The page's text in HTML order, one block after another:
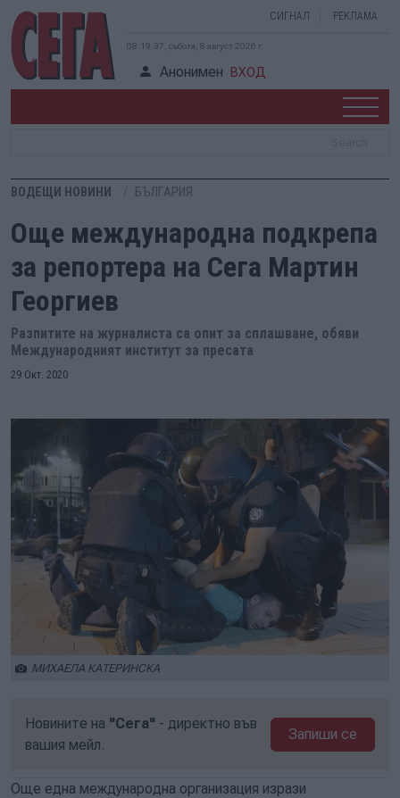
СИГНАЛ РЕКЛАМА
08:19:38, събота, 8 август 2026 г.
Анонимен ВХОД
ВОДЕЩИ НОВИНИ БЪЛГАРИЯ
Още международна подкрепа
за репортера на Сега Мартин
Георгиев
Разпитите на журналиста са опит за сплашване, обяви
Международният институт за пресата
29 Окт. 2020
МИХАЕЛА КАТЕРИНСКА
Новините на "Сега" - директно във
вашия мейл.
Запиши се
Още една международна организация изрази